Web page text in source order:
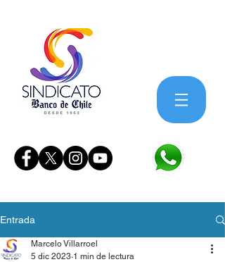
Entrada
Marcelo Villarroel
5 dic 2023 1 min de lectura